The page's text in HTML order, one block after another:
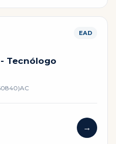
EAD
Tecnólogo
→